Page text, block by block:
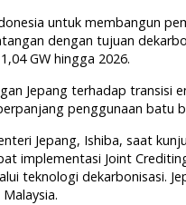
untuk membangun
dengan tujuan
GW hingga 2026.
Jepang terhadap transisi
penggunaan batu
Jepang, Ishiba, saat
implementasi Joint
teknologi dekarbonisasi.